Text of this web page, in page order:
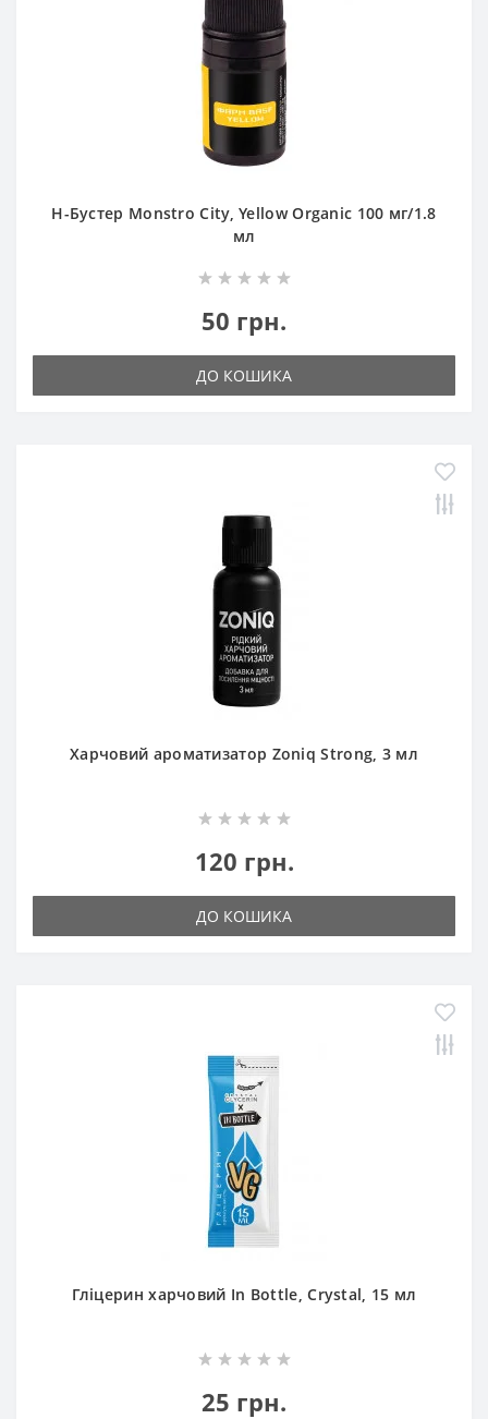
Н-Бустер Monstro City, Yellow Organic 100 мг/1.8
мл
50 грн.
ДО КОШИКА
Харчовий ароматизатор Zoniq Strong, 3 мл
120 грн.
ДО КОШИКА
Гліцерин харчовий In Bottle, Crystal, 15 мл
25 грн.